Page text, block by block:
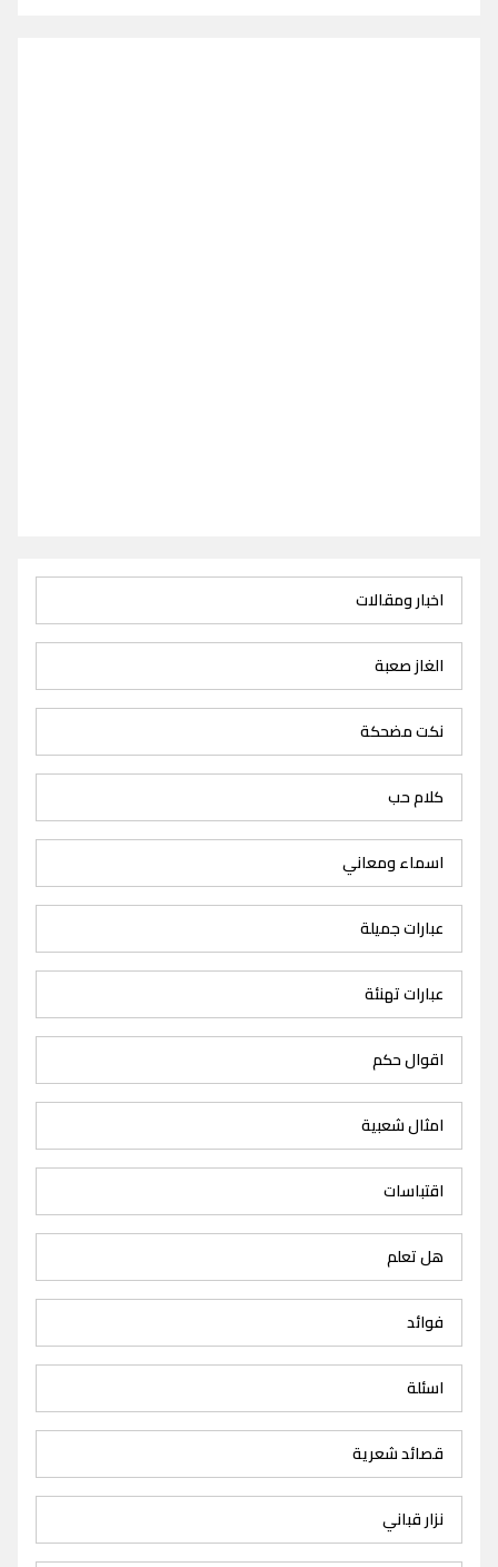
اخبار ومقالات
الغاز صعبة
نكت مضحكة
كلام حب
اسماء ومعاني
عبارات جميلة
عبارات تهنئة
اقوال حكم
امثال شعبية
اقتباسات
هل تعلم
فوائد
اسئلة
قصائد شعرية
نزار قباني